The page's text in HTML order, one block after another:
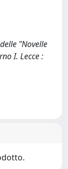
"Novelle
I. Lecce :